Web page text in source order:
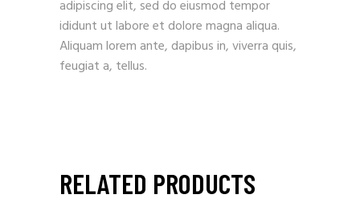
adipiscing elit, sed do eiusmod tempor
ididunt ut labore et dolore magna aliqua.
Aliquam lorem ante, dapibus in, viverra quis,
feugiat a, tellus.
RELATED PRODUCTS